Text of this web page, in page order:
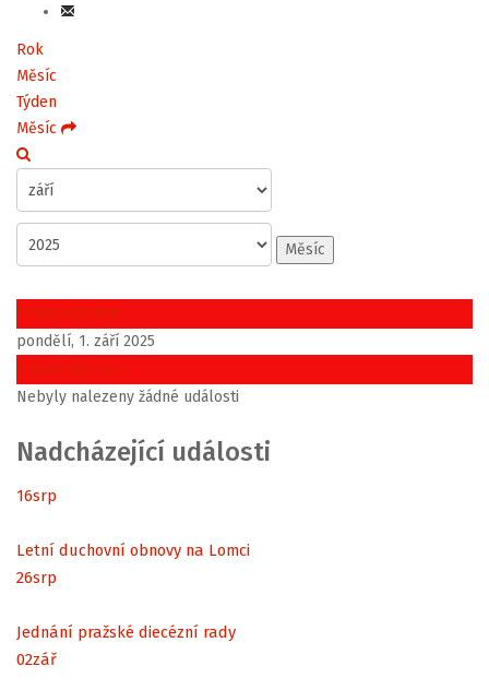
Rok
Měsíc
Týden
Měsíc
Měsíc
Předchozí den
pondělí, 1. září 2025
Následující den
Nebyly nalezeny žádné události
Nadcházející události
16srp
Letní duchovní obnovy na Lomci
26srp
Jednání pražské diecézní rady
02zář